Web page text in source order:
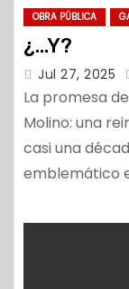
OBRA PÚBLICA
¿…Y?
Jul 27, 2025
La promesa
Molino: una
casi una
emblemático